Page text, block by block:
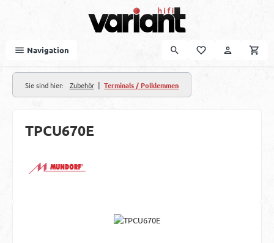
Navigation
Sie sind hier: Zubehör | Terminals / Polklemmen
TPCU670E
Bildergalerie überspringen